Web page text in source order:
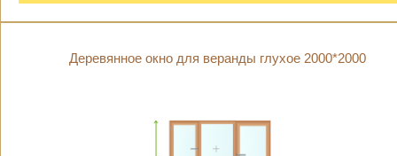
Деревянное окно для веранды глухое 2000*2000